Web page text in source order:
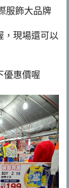
服飾大品牌
，現場還可以
優惠價喔